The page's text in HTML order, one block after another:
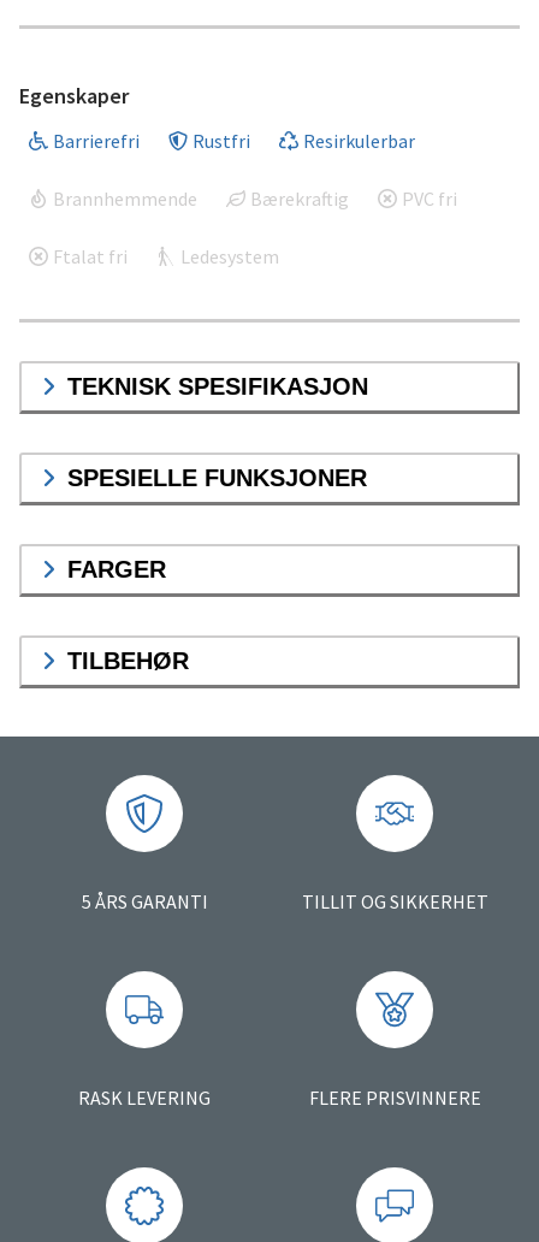
Egenskaper
Barrierefri Rustfri Resirkulerbar
Brannhemmende Bærekraftig PVC fri
Ftalat fri Ledesystem
TEKNISK SPESIFIKASJON
SPESIELLE FUNKSJONER
FARGER
TILBEHØR
5 ÅRS GARANTI TILLIT OG SIKKERHET
RASK LEVERING FLERE PRISVINNERE